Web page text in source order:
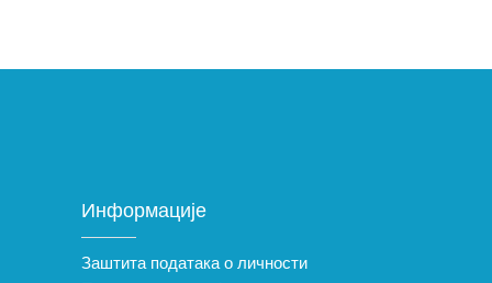
Информације
Заштита података о личности